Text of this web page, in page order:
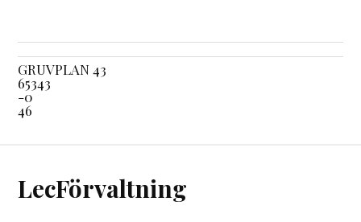
GRUVPLAN 43
65343
-0
46
LecFörvaltning